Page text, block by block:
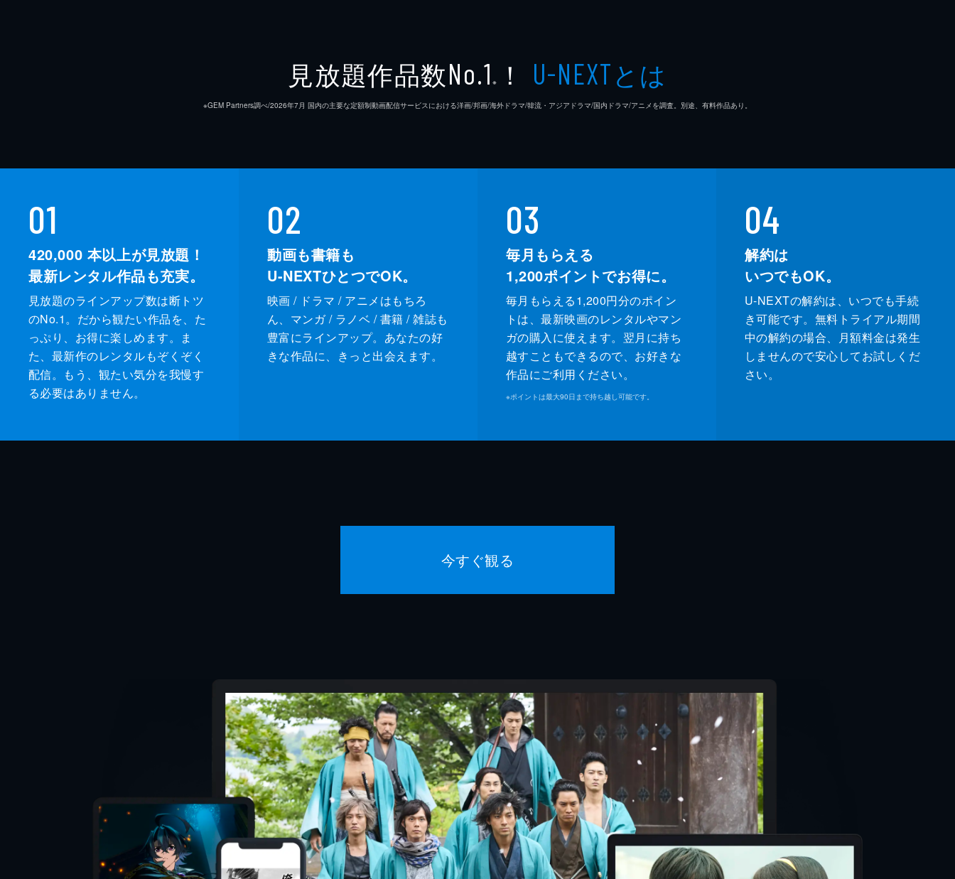
見放題作品数No.1 ※ ！ U-NEXTとは
※GEM Partners調べ/2026年7⽉ 国内の主要な定額制動画配信サービスにおける洋画/邦画/海外ドラマ/韓流・アジアドラマ/国内ドラマ/アニメを調査。別途、有料作品あり。
01
420,000 本以上が見放題！
最新レンタル作品も充実。
見放題のラインアップ数は断トツ
のNo.1。だから観たい作品を、た
っぷり、お得に楽しめます。ま
た、最新作のレンタルもぞくぞく
配信。もう、観たい気分を我慢す
る必要はありません。
02
動画も書籍も
U-NEXTひとつでOK。
映画 / ドラマ / アニメはもちろ
ん、マンガ / ラノベ / 書籍 / 雑誌も
豊富にラインアップ。あなたの好
きな作品に、きっと出会えます。
03
毎月もらえる
1,200ポイントでお得に。
毎月もらえる1,200円分のポイン
トは、最新映画のレンタルやマン
ガの購入に使えます。翌月に持ち
越すこともできるので、お好きな
作品にご利用ください。
※ポイントは最大90日まで持ち越し可能です。
04
解約は
いつでもOK。
U-NEXTの解約は、いつでも手続
き可能です。無料トライアル期間
中の解約の場合、月額料金は発生
しませんので安心してお試しくだ
さい。
今すぐ観る